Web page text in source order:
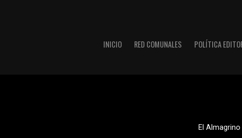
INICIO RED COMUNALES POLÍTICA
El Almagrino